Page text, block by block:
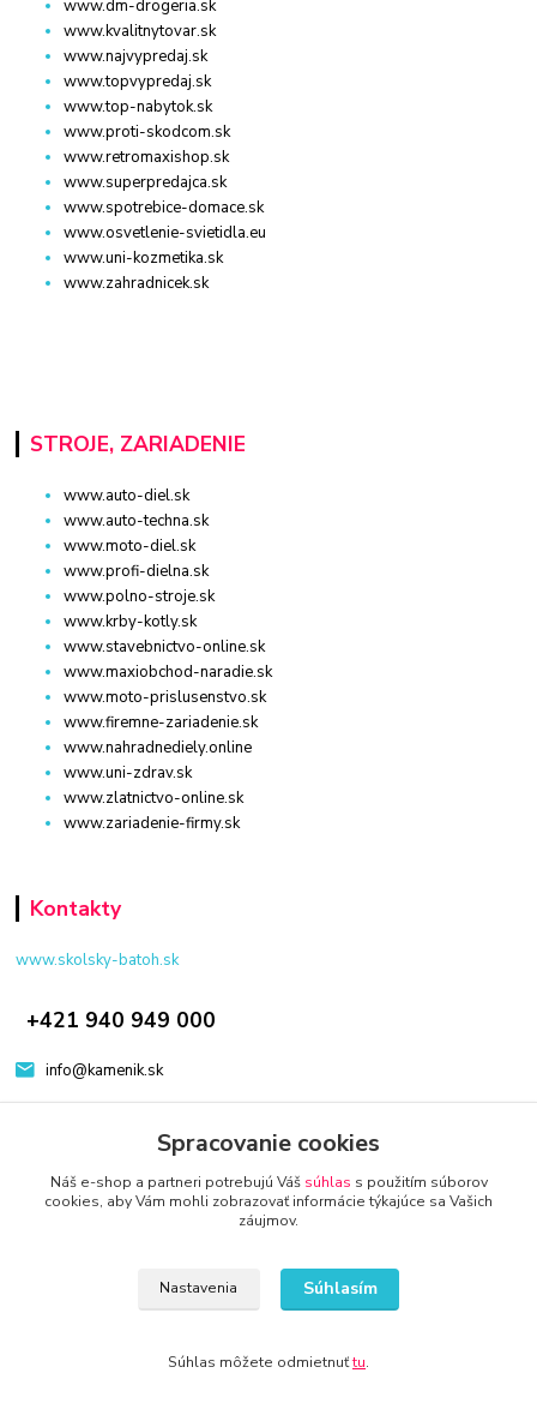
www.dm-drogeria.sk
www.kvalitnytovar.sk
www.najvypredaj.sk
www.topvypredaj.sk
www.top-nabytok.sk
www.proti-skodcom.sk
www.retromaxishop.sk
www.superpredajca.sk
www.spotrebice-domace.sk
www.osvetlenie-svietidla.eu
www.uni-kozmetika.sk
www.zahradnicek.sk
STROJE, ZARIADENIE
www.auto-diel.sk
www.auto-techna.sk
www.moto-diel.sk
www.profi-dielna.sk
www.polno-stroje.sk
www.krby-kotly.sk
www.stavebnictvo-online.sk
www.maxiobchod-naradie.sk
www.moto-prislusenstvo.sk
www.firemne-zariadenie.sk
www.nahradnediely.online
www.uni-zdrav.sk
www.zlatnictvo-online.sk
www.zariadenie-firmy.sk
Kontakty
www.skolsky-batoh.sk
+421 940 949 000
info@kamenik.sk
Eshop-rychlo.sk
Spracovanie cookies
Náš e-shop a partneri potrebujú Váš súhlas s použitím súborov
cookies, aby Vám mohli zobrazovať informácie týkajúce sa Vašich
záujmov.
Nastavenia Súhlasím
Súhlas môžete odmietnuťtu.